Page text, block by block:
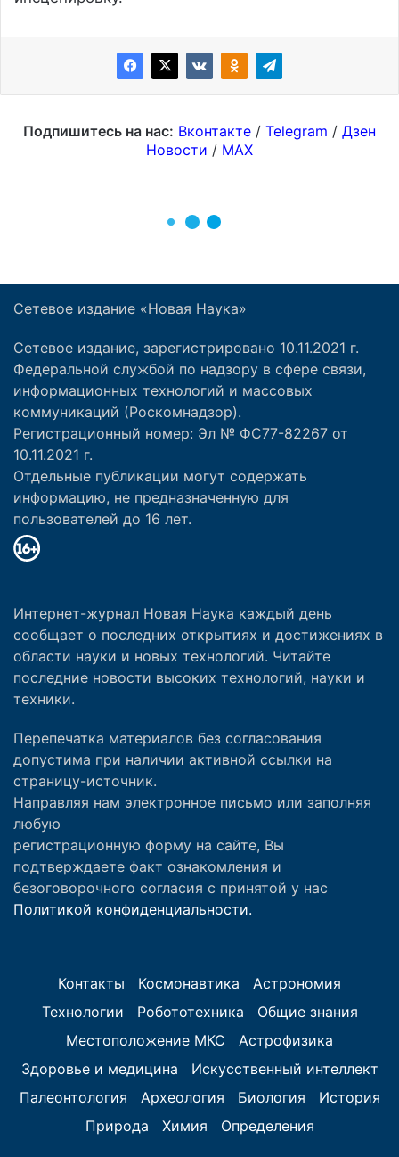
Сетевое издание «Новая Наука»
Сетевое издание, зарегистрировано 10.11.2021 г.
Федеральной службой по надзору в сфере связи,
информационных технологий и массовых
коммуникаций (Роскомнадзор).
Регистрационный номер: Эл № ФС77-82267 от
10.11.2021 г.
Отдельные публикации могут содержать
информацию, не предназначенную для
пользователей до 16 лет.
Интернет-журнал Новая Наука каждый день
сообщает о последних открытиях и достижениях в
области науки и новых технологий. Читайте
последние новости высоких технологий, науки и
техники.
Перепечатка материалов без согласования
допустима при наличии активной ссылки на
страницу-источник.
Направляя нам электронное письмо или заполняя
любую
регистрационную форму на сайте, Вы
подтверждаете факт ознакомления и
безоговорочного согласия с принятой у нас
Политикой конфиденциальности.
Контакты Космонавтика
Астрономия
Технологии
Робототехника
Общие знания
Местоположение МКС
Астрофизика
Здоровье и медицина
Искусственный интеллект
Палеонтология
Археология Биология
История
Природа
Химия Определения